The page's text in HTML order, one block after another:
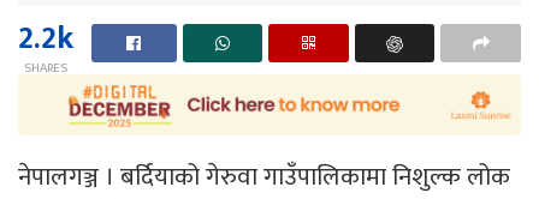
2.2k
SHARES
नेपालगञ्ज । बर्दियाको गेरुवा गाउँपालिकामा निशुल्क लोक